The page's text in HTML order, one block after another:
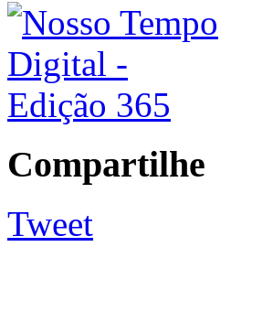
Compartilhe
Tweet